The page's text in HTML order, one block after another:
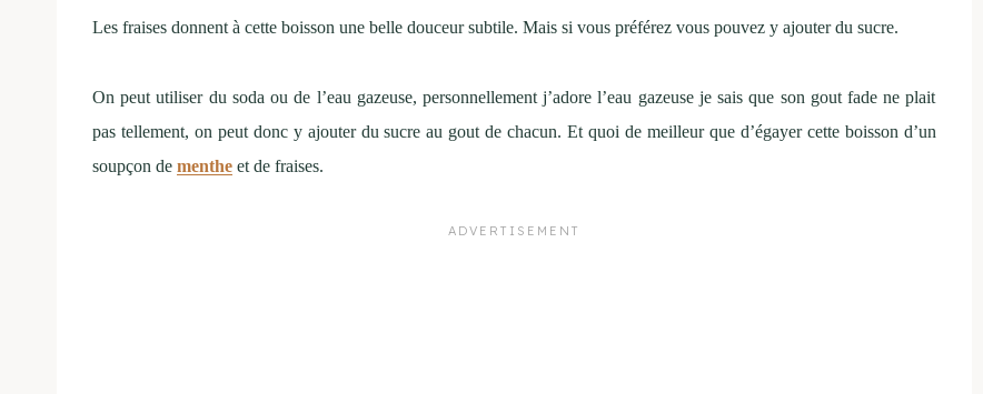
Les fraises donnent à cette boisson une belle douceur subtile. Mais si vous préférez vous pouvez y ajouter du sucre.
On peut utiliser du soda ou de l’eau gazeuse, personnellement j’adore l’eau gazeuse je sais que son gout fade ne plait
pas tellement, on peut donc y ajouter du sucre au gout de chacun. Et quoi de meilleur que d’égayer cette boisson d’un
soupçon de menthe et de fraises.